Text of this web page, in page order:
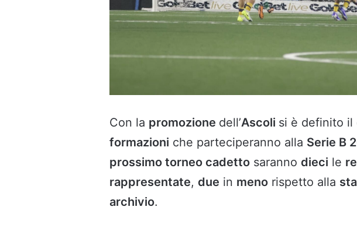
Con la promozione dell’Ascoli si è definito il
formazioni che parteciperanno alla Serie B
prossimo torneo cadetto saranno dieci le
rappresentate, due in meno rispetto alla
archivio.